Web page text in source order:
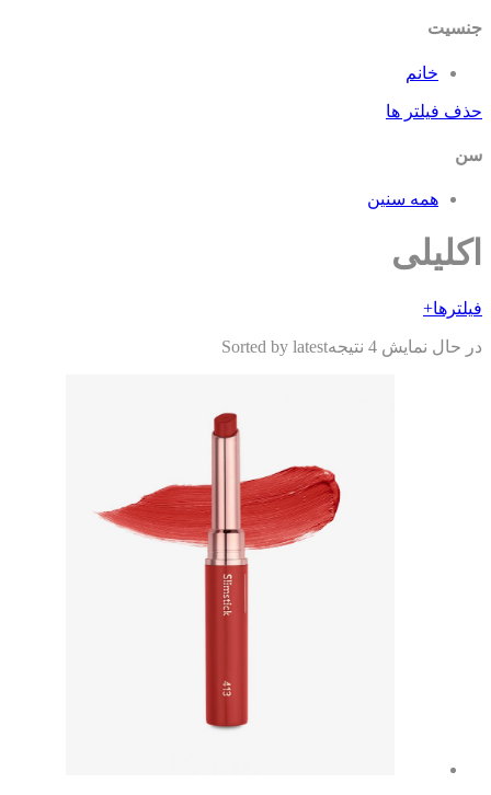
خانم
فیلتر ها
همه سنین
+
نمایش 4 نتیجه Sorted by latest